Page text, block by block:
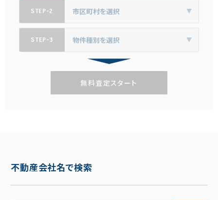
STEP-2
STEP-3
無料査定スタート
不動産会社名で検索